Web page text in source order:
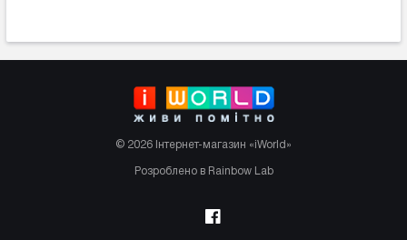
© 2026 Інтернет-магазин «iWorld»
Розроблено в Rainbow Lab